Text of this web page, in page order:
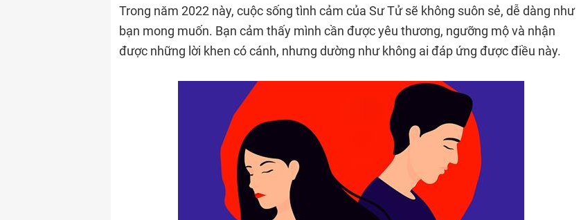
Trong năm 2022 này, cuộc sống tình cảm của Sư Tử sẽ không suôn sẻ, dễ dàng như
bạn mong muốn. Bạn cảm thấy mình cần được yêu thương, ngưỡng mộ và nhận
được những lời khen có cánh, nhưng dường như không ai đáp ứng được điều này.